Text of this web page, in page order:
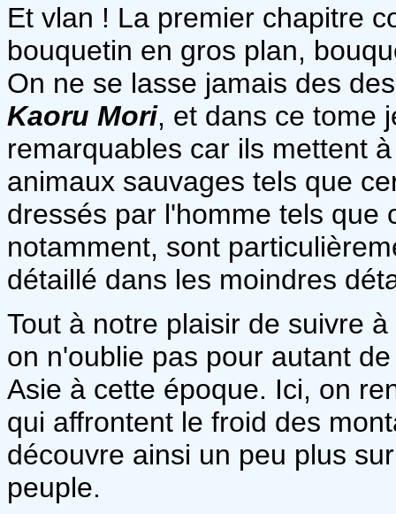
Et vlan ! La premier chapitre
bouquetin en gros plan,
On ne se lasse jamais des
Kaoru Mori, et dans ce tome
remarquables car ils mettent
animaux sauvages tels que
dressés par l'homme tels que
notamment, sont
détaillé dans les moindres
Tout à notre plaisir de suivre
on n'oublie pas pour autant
Asie à cette époque. Ici, on
qui affrontent le froid des
découvre ainsi un peu plus
peuple.